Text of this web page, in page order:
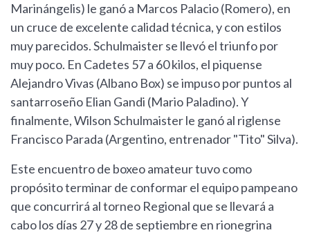
Marinángelis) le ganó a Marcos Palacio (Romero), en
un cruce de excelente calidad técnica, y con estilos
muy parecidos. Schulmaister se llevó el triunfo por
muy poco. En Cadetes 57 a 60 kilos, el piquense
Alejandro Vivas (Albano Box) se impuso por puntos al
santarroseño Elian Gandi (Mario Paladino). Y
finalmente, Wilson Schulmaister le ganó al riglense
Francisco Parada (Argentino, entrenador "Tito" Silva).
Este encuentro de boxeo amateur tuvo como
propósito terminar de conformar el equipo pampeano
que concurrirá al torneo Regional que se llevará a
cabo los días 27 y 28 de septiembre en rionegrina